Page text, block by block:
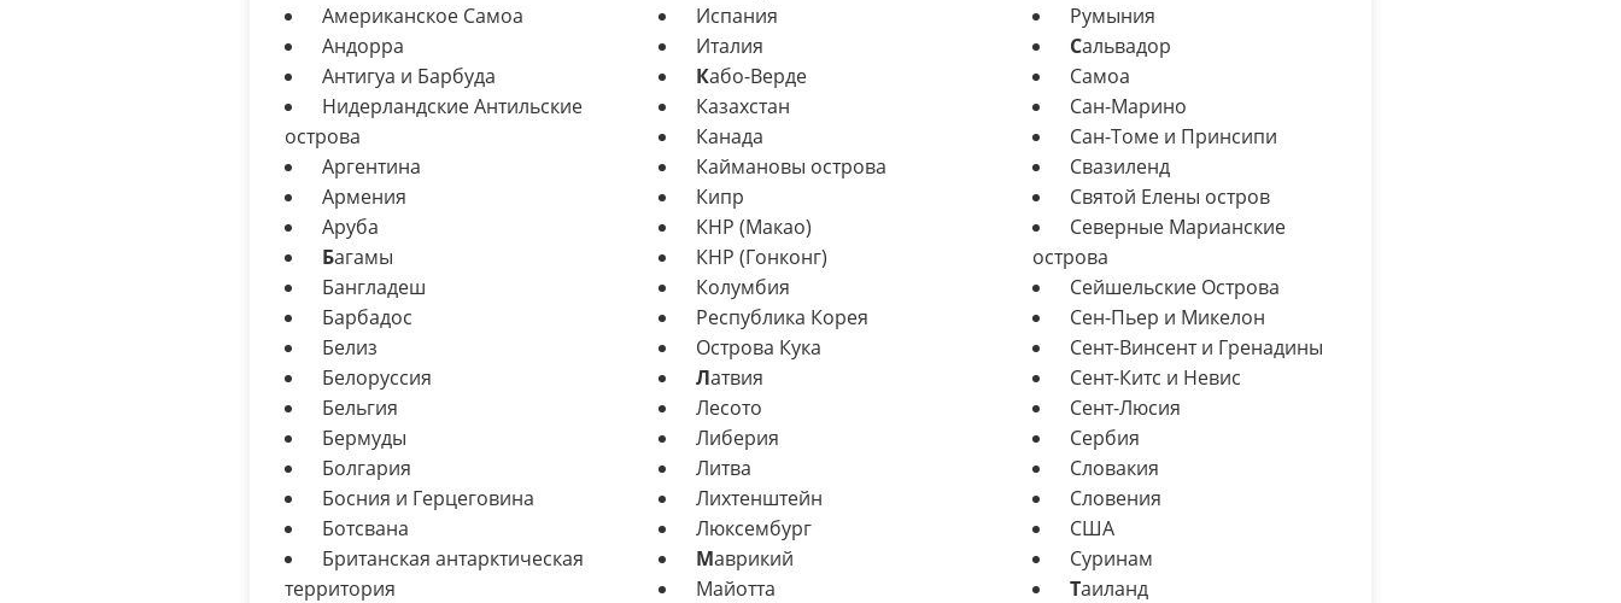
Американское Самоа
Андорра
Антигуа и Барбуда
Нидерландские Антильские
острова
Аргентина
Армения
Аруба
Багамы
Бангладеш
Барбадос
Белиз
Белоруссия
Бельгия
Бермуды
Болгария
Босния и Герцеговина
Ботсвана
Британская антарктическая
территория
Испания
Италия
Кабо-Верде
Казахстан
Канада
Каймановы острова
Кипр
КНР (Макао)
КНР (Гонконг)
Колумбия
Республика Корея
Острова Кука
Латвия
Лесото
Либерия
Литва
Лихтенштейн
Люксембург
Маврикий
Майотта
Румыния
Сальвадор
Самоа
Сан-Марино
Сан-Томе и Принсипи
Свазиленд
Святой Елены остров
Северные Марианские
острова
Сейшельские Острова
Сен-Пьер и Микелон
Сент-Винсент и Гренадины
Сент-Китс и Невис
Сент-Люсия
Сербия
Словакия
Словения
США
Суринам
Таиланд